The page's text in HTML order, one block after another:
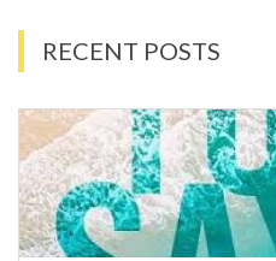
RECENT POSTS